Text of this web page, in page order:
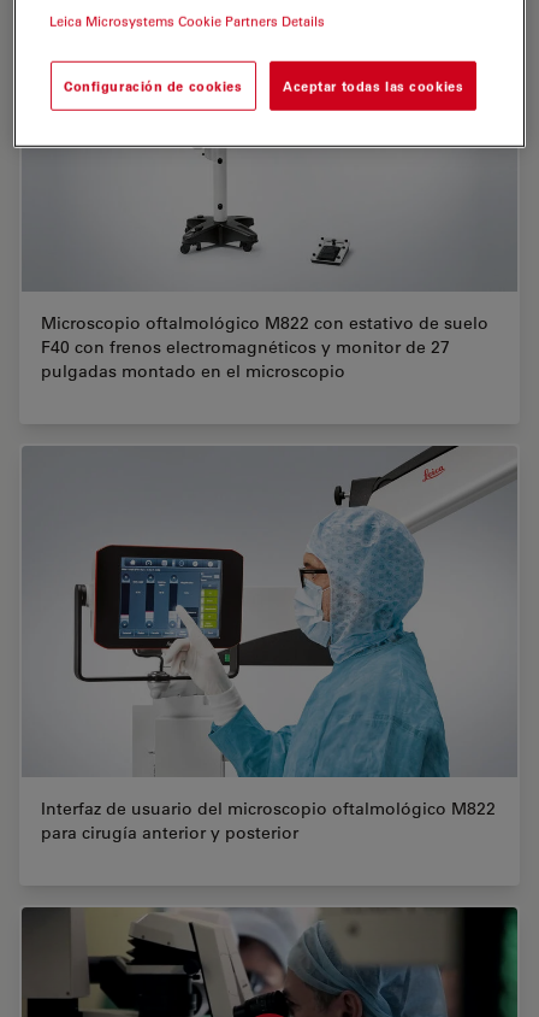
Microscopio oftalmológico M822 con estativo de suelo
F40 con frenos electromagnéticos y monitor de 27
pulgadas montado en el microscopio
Interfaz de usuario del microscopio oftalmológico M822
para cirugía anterior y posterior
Leica Microsystems Cookie Partners Details
Configuración de cookies Aceptar todas las cookies